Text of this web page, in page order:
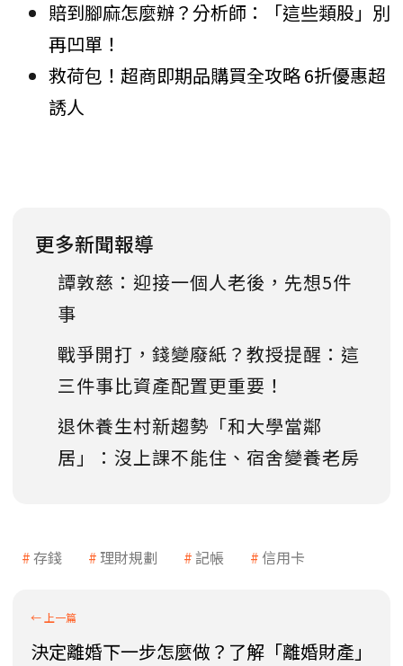
賠到腳麻怎麼辦？分析師：「這些類股」別
再凹單！
救荷包！超商即期品購買全攻略 6折優惠超
誘人
更多新聞報導
譚敦慈：迎接一個人老後，先想5件
事
戰爭開打，錢變廢紙？教授提醒：這
三件事比資產配置更重要！
退休養生村新趨勢「和大學當鄰
居」：沒上課不能住、宿舍變養老房
存錢 理財規劃 記帳 信用卡
決定離婚下一步怎麼做？了解「離婚財產」